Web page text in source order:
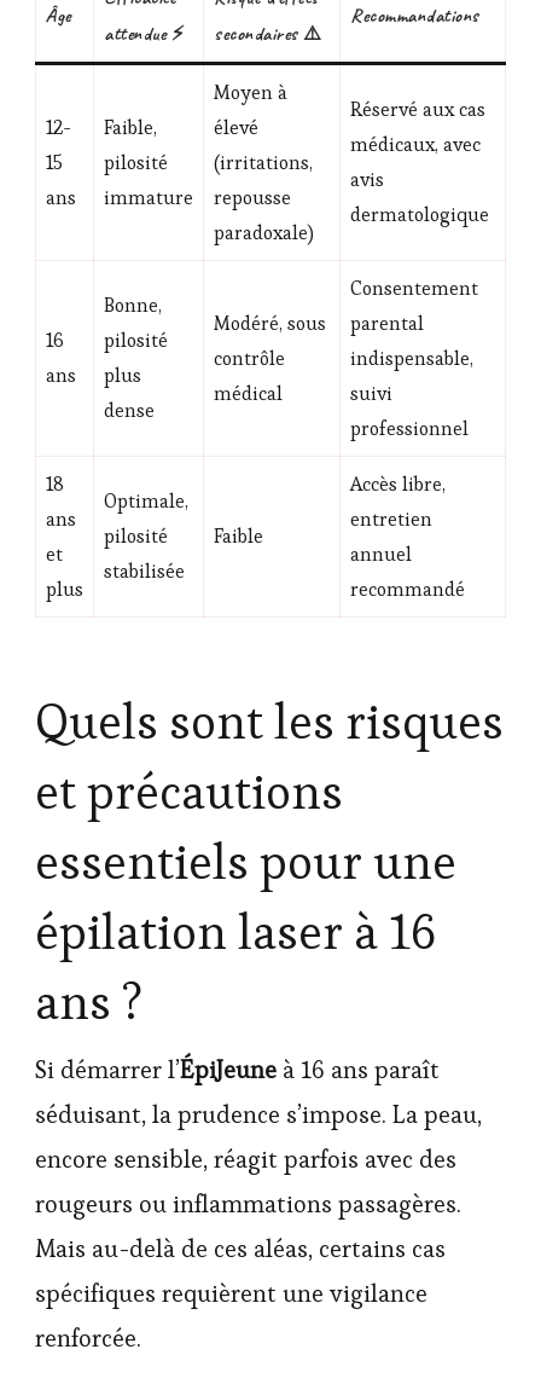
Âge
attendue ⚡
secondaires ⚠️
Recommandations
12-
15
ans
Faible,
pilosité
immature
Moyen à
élevé
(irritations,
repousse
paradoxale)
Réservé aux cas
médicaux, avec
avis
dermatologique
16
ans
Bonne,
pilosité
plus
dense
Modéré, sous
contrôle
médical
Consentement
parental
indispensable,
suivi
professionnel
18
ans
et
plus
Optimale,
pilosité
stabilisée
Faible
Accès libre,
entretien
annuel
recommandé
Quels sont les risques
et précautions
essentiels pour une
épilation laser à 16
ans ?
Si démarrer l’ÉpiJeune à 16 ans paraît
séduisant, la prudence s’impose. La peau,
encore sensible, réagit parfois avec des
rougeurs ou inflammations passagères.
Mais au-delà de ces aléas, certains cas
spécifiques requièrent une vigilance
renforcée.